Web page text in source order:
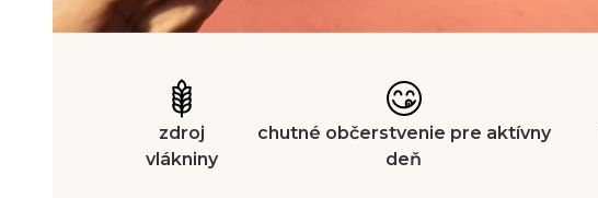
zdroj
vlákniny
chutné občerstvenie pre aktívny
deň